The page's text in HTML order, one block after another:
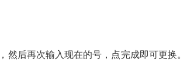
后再次输入现在的号，点完成即可更换。